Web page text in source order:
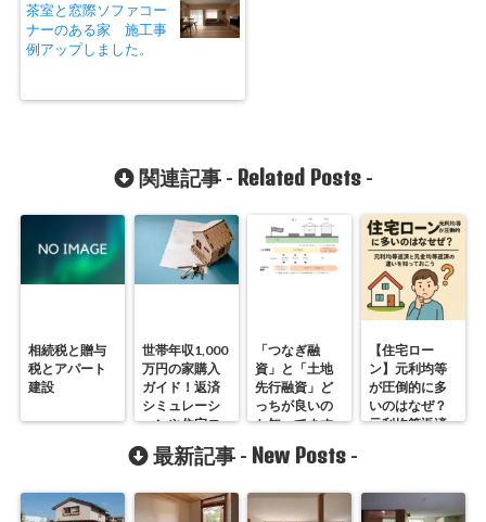
茶室と窓際ソファコー
ナーのある家 施工事
例アップしました。
関連記事 - Related Posts-
相続税と贈与
税とアパート
建設
世帯年収1,000
万円の家購入
ガイド！返済
シミュレーシ
ョンや住宅ロ
ーンを組むポ
イントなども
「つなぎ融
資」と「土地
先行融資」ど
っちが良いの
か知ってます
か？
【住宅ロー
ン】元利均等
が圧倒的に多
いのはなぜ？
元利均等返済
最新記事 - New Posts -